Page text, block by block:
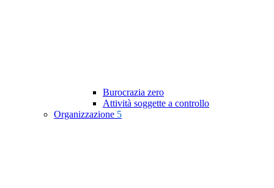
Burocrazia zero
Attività soggette a controllo
Organizzazione 5